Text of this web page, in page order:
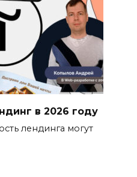
в 2026 году
лендинга могут